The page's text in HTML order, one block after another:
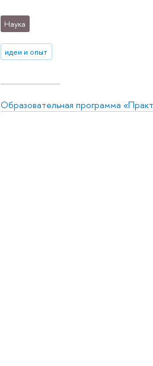
Наука
идеи и опыт
Образовательная программа